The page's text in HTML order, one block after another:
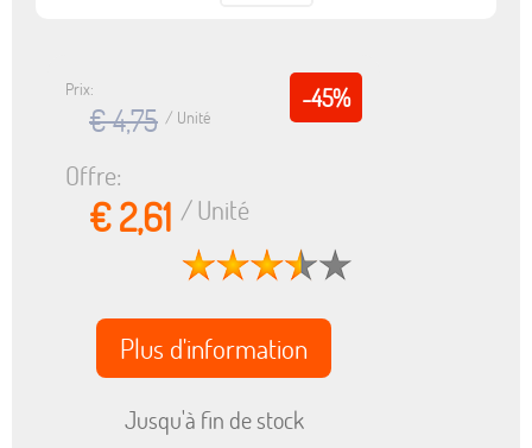
-45%
Prix:
€ 4,75 / Unité
Offre:
€ 2,61 / Unité
Plus d'information
Jusqu'à fin de stock